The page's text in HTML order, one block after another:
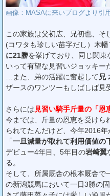
画像：MASAに来いブログより引
この家族は父初広、兄初也、
(コワタも珍しい苗字だし）木
に21勝を挙げており、同じ関
いって有望な見習いジョッキー
…また、弟の活躍に奮起して 兄
ザースのワンツーもしばしば見
さらには 見習い騎手斤量の「恩
今までは、斤量の恩恵を受けら
られてたんだけど、今年2016年
「一旦減量が取れて利用価値の
デビュー4年目、5年目の岩崎翼
る。
そして、所属厩舎の根本厩舎で
の新潟競馬において一日3勝の